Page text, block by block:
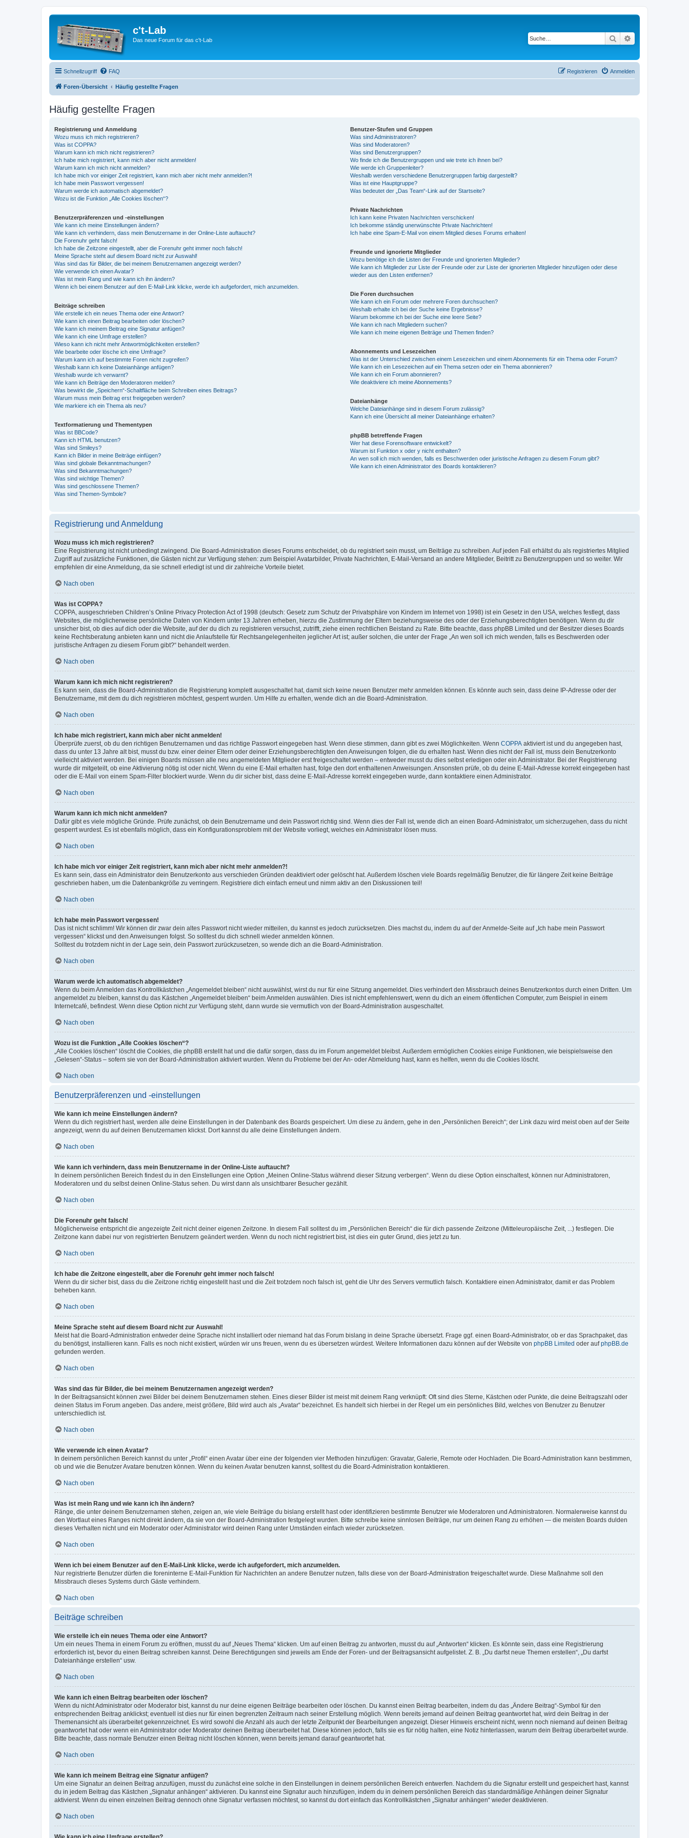
c't-Lab
Das neue Forum für das c't-Lab Suche
Schnellzugriff FAQ Anmelden
Registrieren
Foren-Übersicht Häufig gestellte Fragen
Häufig gestellte Fragen
Registrierung und Anmeldung
Wozu muss ich mich registrieren?
Was ist COPPA?
Warum kann ich mich nicht registrieren?
Ich habe mich registriert, kann mich aber nicht anmelden!
Warum kann ich mich nicht anmelden?
Ich habe mich vor einiger Zeit registriert, kann mich aber nicht mehr anmelden?!
Ich habe mein Passwort vergessen!
Warum werde ich automatisch abgemeldet?
Wozu ist die Funktion „Alle Cookies löschen“?
Benutzerpräferenzen und -einstellungen
Wie kann ich meine Einstellungen ändern?
Wie kann ich verhindern, dass mein Benutzername in der Online-Liste auftaucht?
Die Forenuhr geht falsch!
Ich habe die Zeitzone eingestellt, aber die Forenuhr geht immer noch falsch!
Meine Sprache steht auf diesem Board nicht zur Auswahl!
Was sind das für Bilder, die bei meinem Benutzernamen angezeigt werden?
Wie verwende ich einen Avatar?
Was ist mein Rang und wie kann ich ihn ändern?
Wenn ich bei einem Benutzer auf den E-Mail-Link klicke, werde ich aufgefordert, mich anzumelden.
Beiträge schreiben
Wie erstelle ich ein neues Thema oder eine Antwort?
Wie kann ich einen Beitrag bearbeiten oder löschen?
Wie kann ich meinem Beitrag eine Signatur anfügen?
Wie kann ich eine Umfrage erstellen?
Wieso kann ich nicht mehr Antwortmöglichkeiten erstellen?
Wie bearbeite oder lösche ich eine Umfrage?
Warum kann ich auf bestimmte Foren nicht zugreifen?
Weshalb kann ich keine Dateianhänge anfügen?
Weshalb wurde ich verwarnt?
Wie kann ich Beiträge den Moderatoren melden?
Was bewirkt die „Speichern“-Schaltfläche beim Schreiben eines Beitrags?
Warum muss mein Beitrag erst freigegeben werden?
Wie markiere ich ein Thema als neu?
Textformatierung und Thementypen
Was ist BBCode?
Kann ich HTML benutzen?
Was sind Smileys?
Kann ich Bilder in meine Beiträge einfügen?
Was sind globale Bekanntmachungen?
Was sind Bekanntmachungen?
Was sind wichtige Themen?
Was sind geschlossene Themen?
Was sind Themen-Symbole?
Benutzer-Stufen und Gruppen
Was sind Administratoren?
Was sind Moderatoren?
Was sind Benutzergruppen?
Wo finde ich die Benutzergruppen und wie trete ich ihnen bei?
Wie werde ich Gruppenleiter?
Weshalb werden verschiedene Benutzergruppen farbig dargestellt?
Was ist eine Hauptgruppe?
Was bedeutet der „Das Team“-Link auf der Startseite?
Private Nachrichten
Ich kann keine Privaten Nachrichten verschicken!
Ich bekomme ständig unerwünschte Private Nachrichten!
Ich habe eine Spam-E-Mail von einem Mitglied dieses Forums erhalten!
Freunde und ignorierte Mitglieder
Wozu benötige ich die Listen der Freunde und ignorierten Mitglieder?
Wie kann ich Mitglieder zur Liste der Freunde oder zur Liste der ignorierten Mitglieder hinzufügen oder diese
wieder aus den Listen entfernen?
Die Foren durchsuchen
Wie kann ich ein Forum oder mehrere Foren durchsuchen?
Weshalb erhalte ich bei der Suche keine Ergebnisse?
Warum bekomme ich bei der Suche eine leere Seite?
Wie kann ich nach Mitgliedern suchen?
Wie kann ich meine eigenen Beiträge und Themen finden?
Abonnements und Lesezeichen
Was ist der Unterschied zwischen einem Lesezeichen und einem Abonnements für ein Thema oder Forum?
Wie kann ich ein Lesezeichen auf ein Thema setzen oder ein Thema abonnieren?
Wie kann ich ein Forum abonnieren?
Wie deaktiviere ich meine Abonnements?
Dateianhänge
Welche Dateianhänge sind in diesem Forum zulässig?
Kann ich eine Übersicht all meiner Dateianhänge erhalten?
phpBB betreffende Fragen
Wer hat diese Forensoftware entwickelt?
Warum ist Funktion x oder y nicht enthalten?
An wen soll ich mich wenden, falls es Beschwerden oder juristische Anfragen zu diesem Forum gibt?
Wie kann ich einen Administrator des Boards kontaktieren?
Registrierung und Anmeldung
Wozu muss ich mich registrieren?
Eine Registrierung ist nicht unbedingt zwingend. Die Board-Administration dieses Forums entscheidet, ob du registriert sein musst, um Beiträge zu schreiben. Auf jeden Fall erhältst du als registriertes Mitglied
Zugriff auf zusätzliche Funktionen, die Gästen nicht zur Verfügung stehen: zum Beispiel Avatarbilder, Private Nachrichten, E-Mail-Versand an andere Mitglieder, Beitritt zu Benutzergruppen und so weiter. Wir
empfehlen dir eine Anmeldung, da sie schnell erledigt ist und dir zahlreiche Vorteile bietet.
Nach oben
Was ist COPPA?
COPPA, ausgeschrieben Children’s Online Privacy Protection Act of 1998 (deutsch: Gesetz zum Schutz der Privatsphäre von Kindern im Internet von 1998) ist ein Gesetz in den USA, welches festlegt, dass
Websites, die möglicherweise persönliche Daten von Kindern unter 13 Jahren erheben, hierzu die Zustimmung der Eltern beziehungsweise des oder der Erziehungsberechtigten benötigen. Wenn du dir
unsicher bist, ob dies auf dich oder die Website, auf der du dich zu registrieren versuchst, zutrifft, ziehe einen rechtlichen Beistand zu Rate. Bitte beachte, dass phpBB Limited und der Besitzer dieses Boards
keine Rechtsberatung anbieten kann und nicht die Anlaufstelle für Rechtsangelegenheiten jeglicher Art ist; außer solchen, die unter der Frage „An wen soll ich mich wenden, falls es Beschwerden oder
juristische Anfragen zu diesem Forum gibt?“ behandelt werden.
Nach oben
Warum kann ich mich nicht registrieren?
Es kann sein, dass die Board-Administration die Registrierung komplett ausgeschaltet hat, damit sich keine neuen Benutzer mehr anmelden können. Es könnte auch sein, dass deine IP-Adresse oder der
Benutzername, mit dem du dich registrieren möchtest, gesperrt wurden. Um Hilfe zu erhalten, wende dich an die Board-Administration.
Nach oben
Ich habe mich registriert, kann mich aber nicht anmelden!
Überprüfe zuerst, ob du den richtigen Benutzernamen und das richtige Passwort eingegeben hast. Wenn diese stimmen, dann gibt es zwei Möglichkeiten. Wenn COPPA aktiviert ist und du angegeben hast,
dass du unter 13 Jahre alt bist, musst du bzw. einer deiner Eltern oder deiner Erziehungsberechtigten den Anweisungen folgen, die du erhalten hast. Wenn dies nicht der Fall ist, muss dein Benutzerkonto
vielleicht aktiviert werden. Bei einigen Boards müssen alle neu angemeldeten Mitglieder erst freigeschaltet werden – entweder musst du dies selbst erledigen oder ein Administrator. Bei der Registrierung
wurde dir mitgeteilt, ob eine Aktivierung nötig ist oder nicht. Wenn du eine E-Mail erhalten hast, folge den dort enthaltenen Anweisungen. Ansonsten prüfe, ob du deine E-Mail-Adresse korrekt eingegeben hast
oder die E-Mail von einem Spam-Filter blockiert wurde. Wenn du dir sicher bist, dass deine E-Mail-Adresse korrekt eingegeben wurde, dann kontaktiere einen Administrator.
Nach oben
Warum kann ich mich nicht anmelden?
Dafür gibt es viele mögliche Gründe. Prüfe zunächst, ob dein Benutzername und dein Passwort richtig sind. Wenn dies der Fall ist, wende dich an einen Board-Administrator, um sicherzugehen, dass du nicht
gesperrt wurdest. Es ist ebenfalls möglich, dass ein Konfigurationsproblem mit der Website vorliegt, welches ein Administrator lösen muss.
Nach oben
Ich habe mich vor einiger Zeit registriert, kann mich aber nicht mehr anmelden?!
Es kann sein, dass ein Administrator dein Benutzerkonto aus verschieden Gründen deaktiviert oder gelöscht hat. Außerdem löschen viele Boards regelmäßig Benutzer, die für längere Zeit keine Beiträge
geschrieben haben, um die Datenbankgröße zu verringern. Registriere dich einfach erneut und nimm aktiv an den Diskussionen teil!
Nach oben
Ich habe mein Passwort vergessen!
Das ist nicht schlimm! Wir können dir zwar dein altes Passwort nicht wieder mitteilen, du kannst es jedoch zurücksetzen. Dies machst du, indem du auf der Anmelde-Seite auf „Ich habe mein Passwort
vergessen“ klickst und den Anweisungen folgst. So solltest du dich schnell wieder anmelden können.
Solltest du trotzdem nicht in der Lage sein, dein Passwort zurückzusetzen, so wende dich an die Board-Administration.
Nach oben
Warum werde ich automatisch abgemeldet?
Wenn du beim Anmelden das Kontrollkästchen „Angemeldet bleiben“ nicht auswählst, wirst du nur für eine Sitzung angemeldet. Dies verhindert den Missbrauch deines Benutzerkontos durch einen Dritten. Um
angemeldet zu bleiben, kannst du das Kästchen „Angemeldet bleiben“ beim Anmelden auswählen. Dies ist nicht empfehlenswert, wenn du dich an einem öffentlichen Computer, zum Beispiel in einem
Internetcafé, befindest. Wenn diese Option nicht zur Verfügung steht, dann wurde sie vermutlich von der Board-Administration ausgeschaltet.
Nach oben
Wozu ist die Funktion „Alle Cookies löschen“?
„Alle Cookies löschen“ löscht die Cookies, die phpBB erstellt hat und die dafür sorgen, dass du im Forum angemeldet bleibst. Außerdem ermöglichen Cookies einige Funktionen, wie beispielsweise den
„Gelesen“-Status – sofern sie von der Board-Administration aktiviert wurden. Wenn du Probleme bei der An- oder Abmeldung hast, kann es helfen, wenn du die Cookies löscht.
Nach oben
Benutzerpräferenzen und -einstellungen
Wie kann ich meine Einstellungen ändern?
Wenn du dich registriert hast, werden alle deine Einstellungen in der Datenbank des Boards gespeichert. Um diese zu ändern, gehe in den „Persönlichen Bereich“; der Link dazu wird meist oben auf der Seite
angezeigt, wenn du auf deinen Benutzernamen klickst. Dort kannst du alle deine Einstellungen ändern.
Nach oben
Wie kann ich verhindern, dass mein Benutzername in der Online-Liste auftaucht?
In deinem persönlichen Bereich findest du in den Einstellungen eine Option „Meinen Online-Status während dieser Sitzung verbergen“. Wenn du diese Option einschaltest, können nur Administratoren,
Moderatoren und du selbst deinen Online-Status sehen. Du wirst dann als unsichtbarer Besucher gezählt.
Nach oben
Die Forenuhr geht falsch!
Möglicherweise entspricht die angezeigte Zeit nicht deiner eigenen Zeitzone. In diesem Fall solltest du im „Persönlichen Bereich“ die für dich passende Zeitzone (Mitteleuropäische Zeit, ...) festlegen. Die
Zeitzone kann dabei nur von registrierten Benutzern geändert werden. Wenn du noch nicht registriert bist, ist dies ein guter Grund, dies jetzt zu tun.
Nach oben
Ich habe die Zeitzone eingestellt, aber die Forenuhr geht immer noch falsch!
Wenn du dir sicher bist, dass du die Zeitzone richtig eingestellt hast und die Zeit trotzdem noch falsch ist, geht die Uhr des Servers vermutlich falsch. Kontaktiere einen Administrator, damit er das Problem
beheben kann.
Nach oben
Meine Sprache steht auf diesem Board nicht zur Auswahl!
Meist hat die Board-Administration entweder deine Sprache nicht installiert oder niemand hat das Forum bislang in deine Sprache übersetzt. Frage ggf. einen Board-Administrator, ob er das Sprachpaket, das
du benötigst, installieren kann. Falls es noch nicht existiert, würden wir uns freuen, wenn du es übersetzen würdest. Weitere Informationen dazu können auf der Website von phpBB Limited oder aufphpBB.de
gefunden werden.
Nach oben
Was sind das für Bilder, die bei meinem Benutzernamen angezeigt werden?
In der Beitragsansicht können zwei Bilder bei deinem Benutzernamen stehen. Eines dieser Bilder ist meist mit deinem Rang verknüpft: Oft sind dies Sterne, Kästchen oder Punkte, die deine Beitragszahl oder
deinen Status im Forum angeben. Das andere, meist größere, Bild wird auch als „Avatar“ bezeichnet. Es handelt sich hierbei in der Regel um ein persönliches Bild, welches von Benutzer zu Benutzer
unterschiedlich ist.
Nach oben
Wie verwende ich einen Avatar?
In deinem persönlichen Bereich kannst du unter „Profil“ einen Avatar über eine der folgenden vier Methoden hinzufügen: Gravatar, Galerie, Remote oder Hochladen. Die Board-Administration kann bestimmen,
ob und wie die Benutzer Avatare benutzen können. Wenn du keinen Avatar benutzen kannst, solltest du die Board-Administration kontaktieren.
Nach oben
Was ist mein Rang und wie kann ich ihn ändern?
Ränge, die unter deinem Benutzernamen stehen, zeigen an, wie viele Beiträge du bislang erstellt hast oder identifizieren bestimmte Benutzer wie Moderatoren und Administratoren. Normalerweise kannst du
den Wortlaut eines Ranges nicht direkt ändern, da sie von der Board-Administration festgelegt wurden. Bitte schreibe keine sinnlosen Beiträge, nur um deinen Rang zu erhöhen — die meisten Boards dulden
dieses Verhalten nicht und ein Moderator oder Administrator wird deinen Rang unter Umständen einfach wieder zurücksetzen.
Nach oben
Wenn ich bei einem Benutzer auf den E-Mail-Link klicke, werde ich aufgefordert, mich anzumelden.
Nur registrierte Benutzer dürfen die foreninterne E-Mail-Funktion für Nachrichten an andere Benutzer nutzen, falls diese von der Board-Administration freigeschaltet wurde. Diese Maßnahme soll den
Missbrauch dieses Systems durch Gäste verhindern.
Nach oben
Beiträge schreiben
Wie erstelle ich ein neues Thema oder eine Antwort?
Um ein neues Thema in einem Forum zu eröffnen, musst du auf „Neues Thema“ klicken. Um auf einen Beitrag zu antworten, musst du auf „Antworten“ klicken. Es könnte sein, dass eine Registrierung
erforderlich ist, bevor du einen Beitrag schreiben kannst. Deine Berechtigungen sind jeweils am Ende der Foren- und der Beitragsansicht aufgelistet. Z. B. „Du darfst neue Themen erstellen“, „Du darfst
Dateianhänge erstellen“ usw.
Nach oben
Wie kann ich einen Beitrag bearbeiten oder löschen?
Wenn du nicht Administrator oder Moderator bist, kannst du nur deine eigenen Beiträge bearbeiten oder löschen. Du kannst einen Beitrag bearbeiten, indem du das „Ändere Beitrag“-Symbol für den
entsprechenden Beitrag anklickst; eventuell ist dies nur für einen begrenzten Zeitraum nach seiner Erstellung möglich. Wenn bereits jemand auf deinen Beitrag geantwortet hat, wird dein Beitrag in der
Themenansicht als überarbeitet gekennzeichnet. Es wird sowohl die Anzahl als auch der letzte Zeitpunkt der Bearbeitungen angezeigt. Dieser Hinweis erscheint nicht, wenn noch niemand auf deinen Beitrag
geantwortet hat oder wenn ein Administrator oder Moderator deinen Beitrag überarbeitet hat. Diese können jedoch, falls sie es für nötig halten, eine Notiz hinterlassen, warum dein Beitrag überarbeitet wurde.
Bitte beachte, dass normale Benutzer einen Beitrag nicht löschen können, wenn bereits jemand darauf geantwortet hat.
Nach oben
Wie kann ich meinem Beitrag eine Signatur anfügen?
Um eine Signatur an deinen Beitrag anzufügen, musst du zunächst eine solche in den Einstellungen in deinem persönlichen Bereich entwerfen. Nachdem du die Signatur erstellt und gespeichert hast, kannst
du in jedem Beitrag das Kästchen „Signatur anhängen“ aktivieren. Du kannst eine Signatur auch hinzufügen, indem du in deinem persönlichen Bereich das standardmäßige Anhängen deiner Signatur
aktivierst. Wenn du einen einzelnen Beitrag dennoch ohne Signatur verfassen möchtest, so kannst du dort einfach das Kontrollkästchen „Signatur anhängen“ wieder deaktivieren.
Nach oben